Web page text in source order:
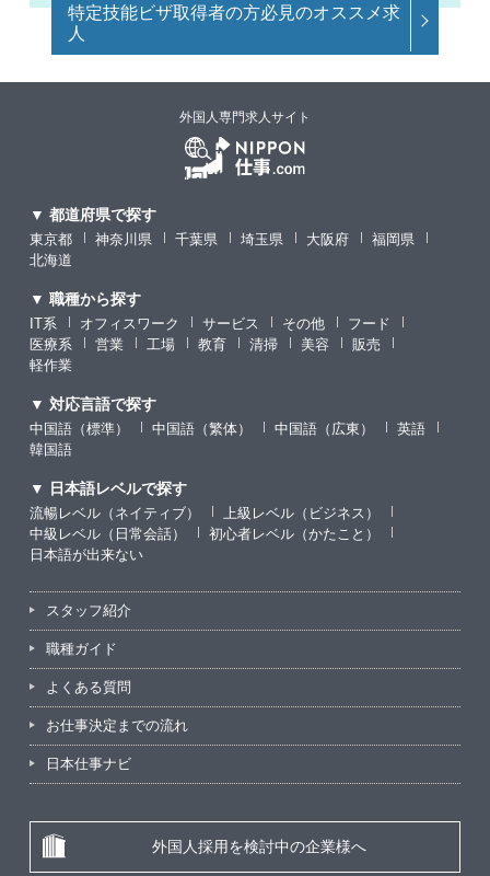
特定技能ビザ取得者の方必見のオススメ求
人
外国人専門求人サイト
▼ 都道府県で探す
東京都 神奈川県 千葉県 埼玉県 大阪府
福岡県
北海道
▼ 職種から探す
IT系 オフィスワーク サービス その他
フード
医療系
営業 工場 教育 清掃 美容
販売
軽作業
▼ 対応言語で探す
中国語（標準） 中国語（繁体） 中国語（広東）
英語
韓国語
▼ 日本語レベルで探す
流暢レベル（ネイティブ）
上級レベル（ビジネス）
中級レベル（日常会話）
初心者レベル（かたこと）
日本語が出来ない
スタッフ紹介
職種ガイド
よくある質問
お仕事決定までの流れ
日本仕事ナビ
外国人採用を検討中の企業様へ